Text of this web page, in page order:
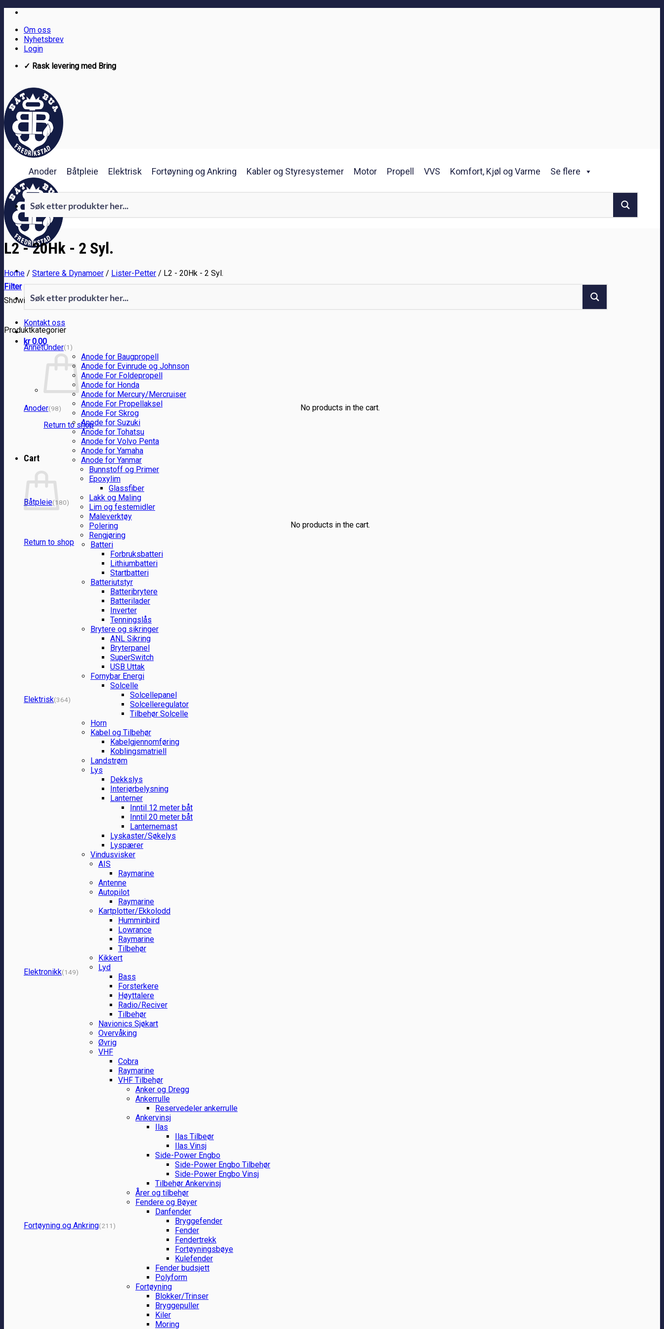
Skip
contentOm oss
Nyhetsbrev
Login
✓ Rask levering med Bring
Kontakt oss
kr0.00
No products in the cart.
Return to shop
Cart
No products in the cart.
Return to shop
Anoder Båtpleie Elektrisk Fortøyning og Ankring Kabler og Styresystemer Motor Propell VVS Komfort, Kjøl og Varme Se flere
L2 - 20Hk - 2 Syl.
Home / Startere & Dynamoer / Lister-Petter / L2 - 20Hk - 2 Syl.
Filter
Showing the single result
Produktkategorier
AnnetUnder(1)
Anoder(98)
Anode for Baugpropell
Anode for Evinrude og Johnson
Anode For Foldepropell
Anode for Honda
Anode for Mercury/Mercruiser
Anode For Propellaksel
Anode For Skrog
Anode for Suzuki
Anode for Tohatsu
Anode for Volvo Penta
Anode for Yamaha
Anode for Yanmar
Båtpleie(180)
Bunnstoff og Primer
Epoxylim
Glassfiber
Lakk og Maling
Lim og festemidler
Maleverktøy
Polering
Rengjøring
Elektrisk(364)
Batteri
Forbruksbatteri
Lithiumbatteri
Startbatteri
Batteriutstyr
Batteribrytere
Batterilader
Inverter
Tenningslås
Brytere og sikringer
ANL Sikring
Bryterpanel
SuperSwitch
USB Uttak
Fornybar Energi
Solcelle
Solcellepanel
Solcelleregulator
Tilbehør Solcelle
Horn
Kabel og Tilbehør
Kabelgjennomføring
Koblingsmatriell
Landstrøm
Lys
Dekkslys
Interiørbelysning
Lanterner
Inntil 12 meter båt
Inntil 20 meter båt
Lanternemast
Lyskaster/Søkelys
Lyspærer
Vindusvisker
Elektronikk(149)
AIS
Raymarine
Antenne
Autopilot
Raymarine
Kartplotter/Ekkolodd
Humminbird
Lowrance
Raymarine
Tilbehør
Kikkert
Lyd
Bass
Forsterkere
Høyttalere
Radio/Reciver
Tilbehør
Navionics Sjøkart
Overvåking
Øvrig
VHF
Cobra
Raymarine
VHF Tilbehør
Fortøyning og Ankring(211)
Anker og Dregg
Ankerrulle
Reservedeler ankerrulle
Ankervinsj
Ilas
Ilas Tilbeør
Ilas Vinsj
Side-Power Engbo
Side-Power Engbo Tilbehør
Side-Power Engbo Vinsj
Tilbehør Ankervinsj
Årer og tilbehør
Fendere og Bøyer
Danfender
Bryggefender
Fender
Fendertrekk
Fortøyningsbøye
Kulefender
Fender budsjett
Polyform
Fortøyning
Blokker/Trinser
Bryggepuller
Kiler
Moring